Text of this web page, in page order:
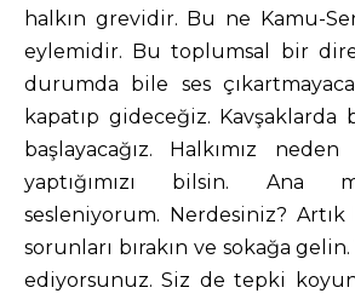
halkın grevidir. Bu ne Kamu-
eylemidir. Bu toplumsal bir
durumda bile ses
kapatıp gideceğiz. Kavşaklarda
başlayacağız. Halkımız
yaptığımızı bilsin. Ana
sesleniyorum. Nerdesiniz?
sorunları bırakın ve sokağa gelin.
ediyorsunuz. Siz de tepki